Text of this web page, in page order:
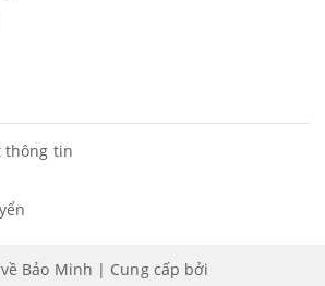
thông tin
Bảo Minh | Cung cấp bởi